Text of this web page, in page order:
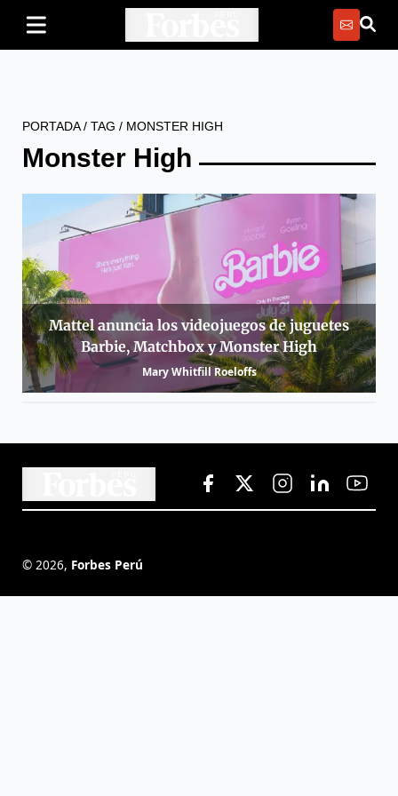
PORTADA/ TAG / MONSTER HIGH
Monster High
Mattel anuncia los videojuegos de juguetes
Barbie, Matchbox y Monster High
Mary Whitfill Roeloffs
© 2026, Forbes Perú